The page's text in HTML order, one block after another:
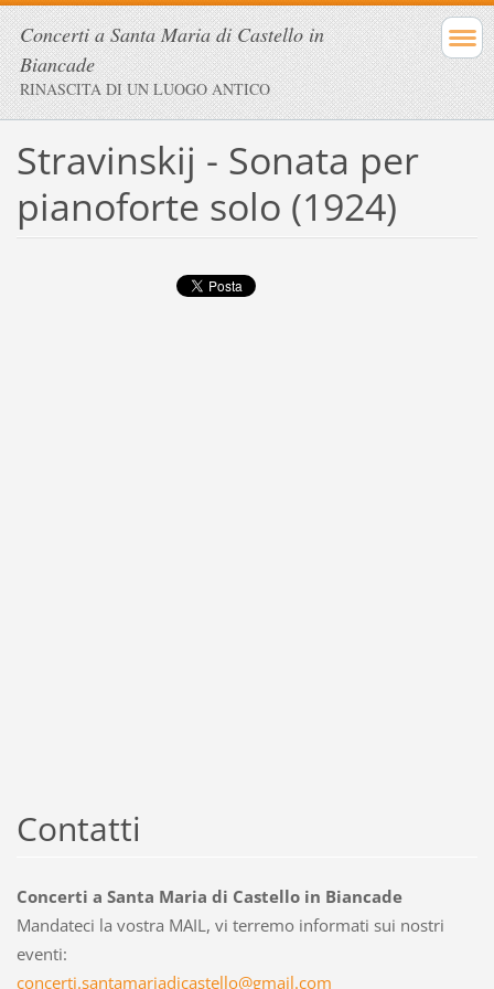
Concerti a Santa Maria di Castello in
Biancade
RINASCITA DI UN LUOGO ANTICO
Stravinskij - Sonata per
pianoforte solo (1924)
Contatti
Concerti a Santa Maria di Castello in Biancade
Mandateci la vostra MAIL, vi terremo informati sui nostri
eventi:
concerti.santamariadicastello@gmail.com